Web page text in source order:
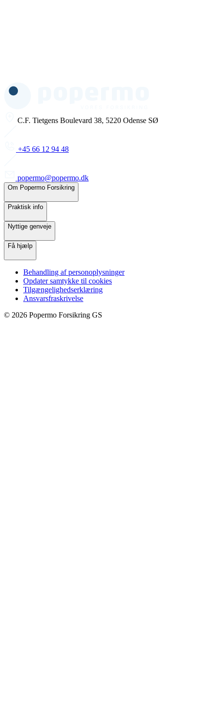
C.F. Tietgens Boulevard 38, 5220 Odense SØ
+45 66 12 94 48
popermo@popermo.dk
Om Popermo Forsikring
Praktisk info
Nyttige genveje
Få hjælp
Behandling af personoplysninger
Opdater samtykke til cookies
Tilgængelighedserklæring
Ansvarsfraskrivelse
© 2026 Popermo Forsikring GS